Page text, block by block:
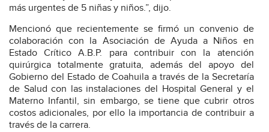
más urgentes de 5 niñas y niños.”, dijo.
Mencionó que recientemente se firmó un convenio de
colaboración con la Asociación de Ayuda a Niños en
Estado Crítico A.B.P. para contribuir con la atención
quirúrgica totalmente gratuita, además del apoyo del
Gobierno del Estado de Coahuila a través de la Secretaría
de Salud con las instalaciones del Hospital General y el
Materno Infantil, sin embargo, se tiene que cubrir otros
costos adicionales, por ello la importancia de contribuir a
través de la carrera.